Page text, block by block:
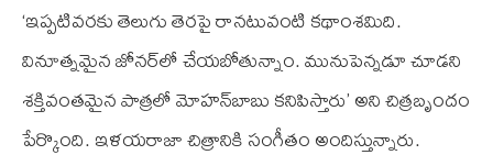
‘ఇప్పటివరకు తెలుగు తెరపై రానటువంటి కథాంశమిది.
వినూత్నమైన జోనర్‌లో చేయబోతున్నాం. మునుపెన్నడూ చూడని
శక్తివంతమైన పాత్రలో మోహన్‌బాబు కనిపిస్తారు’ అని చిత్రబృందం
పేర్కొంది. ఇళ‌య‌రాజా చిత్రానికి సంగీతం అందిస్తున్నారు.